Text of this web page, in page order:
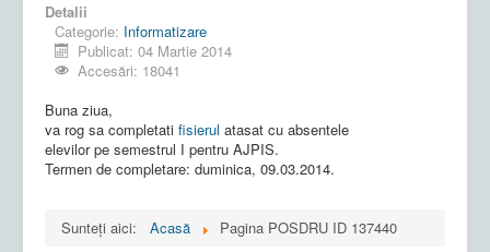
Detalii
Categorie: Informatizare
Publicat: 04 Martie 2014
Accesări: 18041
Buna ziua,
va rog sa completati fisierul atasat cu absentele
elevilor pe semestrul I pentru AJPIS.
Termen de completare: duminica, 09.03.2014.
Sunteți aici: Acasă Pagina POSDRU ID 137440